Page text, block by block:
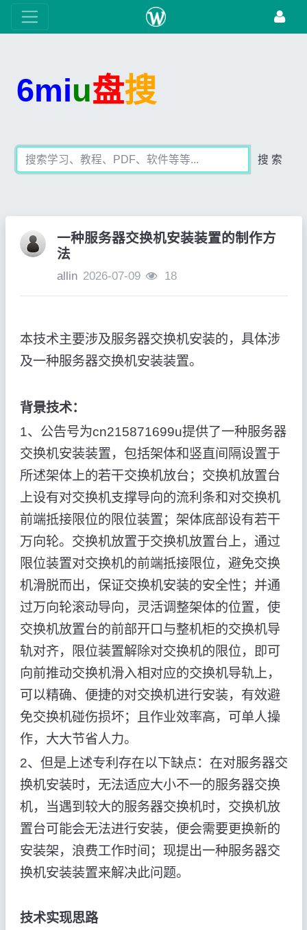
6miu盘搜
搜 索
一种服务器交换机安装装置的制作方
法
allin 2026-07-09 18
本技术主要涉及服务器交换机安装的，具体涉
及一种服务器交换机安装装置。
背景技术：
1、公告号为cn215871699u提供了一种服务器
交换机安装装置，包括架体和竖直间隔设置于
所述架体上的若干交换机放台；交换机放置台
上设有对交换机支撑导向的流利条和对交换机
前端抵接限位的限位装置；架体底部设有若干
万向轮。交换机放置于交换机放置台上，通过
限位装置对交换机的前端抵接限位，避免交换
机滑脱而出，保证交换机安装的安全性；并通
过万向轮滚动导向，灵活调整架体的位置，使
交换机放置台的前部开口与整机柜的交换机导
轨对齐，限位装置解除对交换机的限位，即可
向前推动交换机滑入相对应的交换机导轨上，
可以精确、便捷的对交换机进行安装，有效避
免交换机碰伤损坏；且作业效率高，可单人操
作，大大节省人力。
2、但是上述专利存在以下缺点：在对服务器交
换机安装时，无法适应大小不一的服务器交换
机，当遇到较大的服务器交换机时，交换机放
置台可能会无法进行安装，便会需要更换新的
安装架，浪费工作时间；现提出一种服务器交
换机安装装置来解决此问题。
技术实现思路